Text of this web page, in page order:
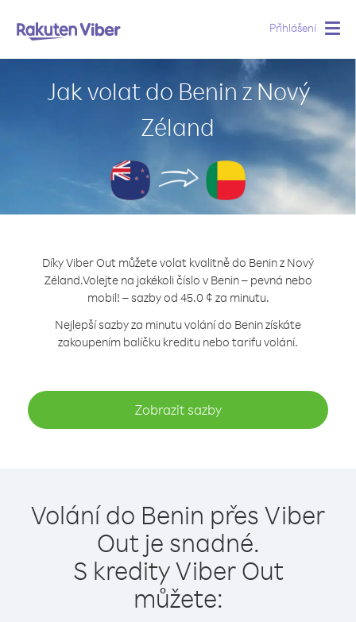
Přihlášení
Jak volat do Benin z Nový
Zéland
Díky Viber Out můžete volat kvalitně do Benin z Nový
Zéland.Volejte na jakékoli číslo v Benin – pevná nebo
mobil! – sazby od 45.0 ¢ za minutu.
Nejlepší sazby za minutu volání do Benin získáte
zakoupením balíčku kreditu nebo tarifu volání.
Zobrazit sazby
Volání do Benin přes Viber
Out je snadné.
S kredity Viber Out
můžete: